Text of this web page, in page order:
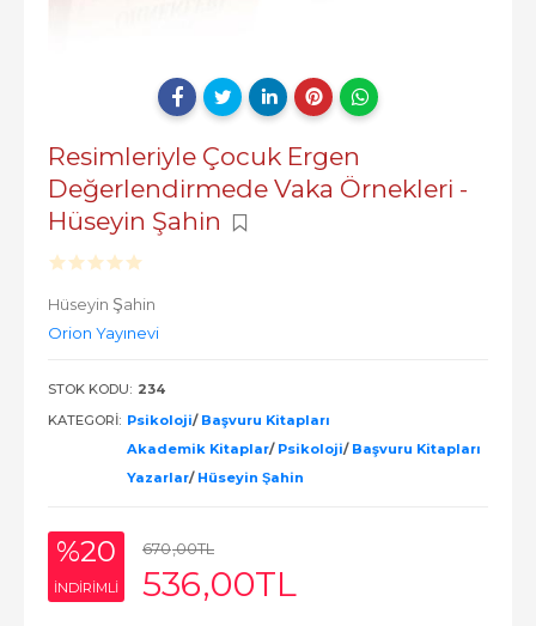
Resimleriyle Çocuk Ergen
Değerlendirmede Vaka Örnekleri -
Hüseyin Şahin
Hüseyin Şahin
Orion Yayınevi
STOK KODU: 234
KATEGORI: Psikoloji/ Başvuru Kitapları
Akademik Kitaplar/ Psikoloji/ Başvuru Kitapları
Yazarlar/ Hüseyin Şahin
%20
INDIRIMLI
670,00TL
536,00TL